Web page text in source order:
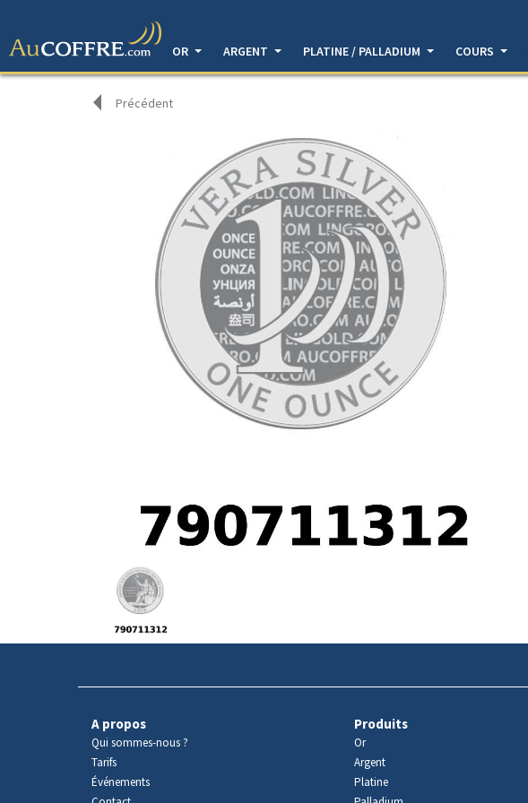
OR
ARGENT PLATINE / PALLADIUM COURS
Précédent
produit
A propos
Qui sommes-nous ?
Tarifs
Événements
Produits
Or
Argent
Platine